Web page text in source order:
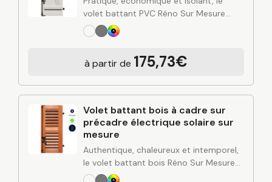
volet battant PVC Réno Sur Mesure
combine simplicité d’entretien, bonne
performance thermique et esthétique
l’expertise industrielle de C2R et posé…
à partir de 175,73€
Volet battant bois à cadre sur
précadre électrique solaire sur
mesure
Authentique, chaleureux et intemporel,
le volet battant bois Réno Sur Mesure
apporte du cachet à votre façade tout